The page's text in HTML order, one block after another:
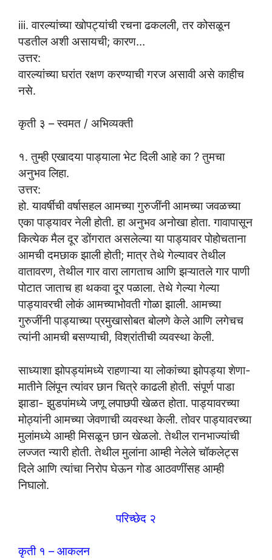
iii. वारल्यांच्या खोपट्यांची रचना ढकलली, तर कोसळून
पडतील अशी असायची; कारण…
उत्तर:
वारल्यांच्या घरांत रक्षण करण्याची गरज असावी असे काहीच
नसे.
कृती ३ – स्वमत / अभिव्यक्ती
१. तुम्ही एखादया पाड्याला भेट दिली आहे का ? तुमचा
अनुभव लिहा.
उत्तर:
हो. यावर्षीची वर्षासहल आमच्या गुरुजींनी आमच्या जवळच्या
एका पाड्यावर नेली होती. हा अनुभव अनोखा होता. गावापासून
कित्येक मैल दूर डोंगरात असलेल्या या पाड्यावर पोहोचताना
आमची दमछाक झाली होती; मात्र तेथे गेल्यावर तेथील
वातावरण, तेथील गार वारा लागताच आणि झऱ्यातले गार पाणी
पोटात जाताच हा थकवा दूर पळाला. तेथे गेल्या गेल्या
पाड्यावरची लोकं आमच्याभोवती गोळा झाली. आमच्या
गुरुजींनी पाड्याच्या प्रमुखासोबत बोलणे केले आणि लगेचच
त्यांनी आमची बसण्याची, विश्रांतीची व्यवस्था केली.
साध्याशा झोपड्यांमध्ये राहणाऱ्या या लोकांच्या झोपड्या शेणा-
मातीने लिंपून त्यांवर छान चित्रे काढली होती. संपूर्ण पाडा
झाडा- झुडपांमध्ये जणू लपाछपी खेळत होता. पाड्यावरच्या
मोठ्यांनी आमच्या जेवणाची व्यवस्था केली. तोवर पाड्यावरच्या
मुलांमध्ये आम्ही मिसळून छान खेळलो. तेथील रानभाज्यांची
लज्जत न्यारी होती. तेथील मुलांना आम्ही नेलेले चॉकलेट्स
दिले आणि त्यांचा निरोप घेऊन गोड आठवणींसह आम्ही
निघालो.
परिच्छेद २
कृती १ – आकलन